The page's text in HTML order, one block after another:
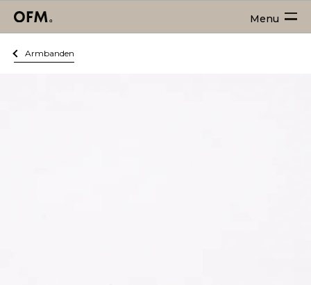
Menu
Armbanden